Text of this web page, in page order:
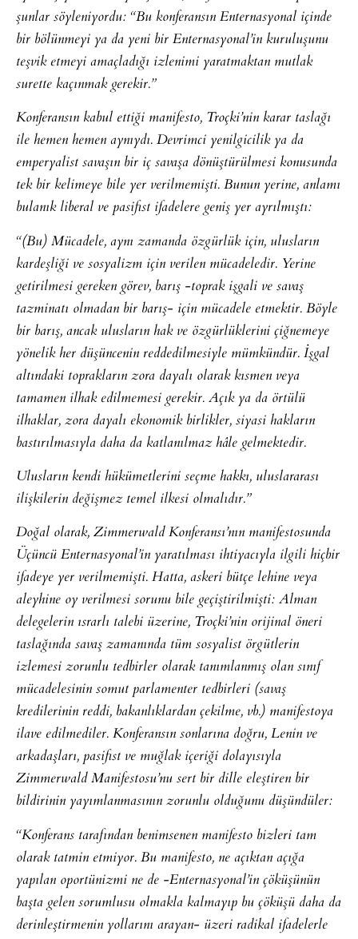
şunlar söyleniyordu: “Bu konferansın Enternasyonal içinde
bir bölünmeyi ya da yeni bir Enternasyonal’in kuruluşunu
teşvik etmeyi amaçladığı izlenimi yaratmaktan mutlak
surette kaçınmak gerekir.”
Konferansın kabul ettiği manifesto, Troçki’nin karar taslağı
ile hemen hemen aynıydı. Devrimci yenilgicilik ya da
emperyalist savaşın bir iç savaşa dönüştürülmesi konusunda
tek bir kelimeye bile yer verilmemişti. Bunun yerine, anlamı
bulanık liberal ve pasifist ifadelere geniş yer ayrılmıştı:
“(Bu) Mücadele, aynı zamanda özgürlük için, ulusların
kardeşliği ve sosyalizm için verilen mücadeledir. Yerine
getirilmesi gereken görev, barış -toprak işgali ve savaş
tazminatı olmadan bir barış- için mücadele etmektir. Böyle
bir barış, ancak ulusların hak ve özgürlüklerini çiğnemeye
yönelik her düşüncenin reddedilmesiyle mümkündür. İşgal
altındaki toprakların zora dayalı olarak kısmen veya
tamamen ilhak edilmemesi gerekir. Açık ya da örtülü
ilhaklar, zora dayalı ekonomik birlikler, siyasi hakların
bastırılmasıyla daha da katlanılmaz hâle gelmektedir.
Ulusların kendi hükümetlerini seçme hakkı, uluslararası
ilişkilerin değişmez temel ilkesi olmalıdır.”
Doğal olarak, Zimmerwald Konferansı’nın manifestosunda
Üçüncü Enternasyonal’in yaratılması ihtiyacıyla ilgili hiçbir
ifadeye yer verilmemişti. Hatta, askeri bütçe lehine veya
aleyhine oy verilmesi sorunu bile geçiştirilmişti: Alman
delegelerin ısrarlı talebi üzerine, Troçki’nin orijinal öneri
taslağında savaş zamanında tüm sosyalist örgütlerin
izlemesi zorunlu tedbirler olarak tanımlanmış olan sınıf
mücadelesinin somut parlamenter tedbirleri (savaş
kredilerinin reddi, bakanlıklardan çekilme, vb.) manifestoya
ilave edilmediler. Konferansın sonlarına doğru, Lenin ve
arkadaşları, pasifist ve muğlak içeriği dolayısıyla
Zimmerwald Manifestosu’nu sert bir dille eleştiren bir
bildirinin yayımlanmasının zorunlu olduğunu düşündüler:
“Konferans tarafından benimsenen manifesto bizleri tam
olarak tatmin etmiyor. Bu manifesto, ne açıktan açığa
yapılan oportünizmi ne de -Enternasyonal’in çöküşünün
başta gelen sorumlusu olmakla kalmayıp bu çöküşü daha da
derinleştirmenin yollarını arayan- üzeri radikal ifadelerle